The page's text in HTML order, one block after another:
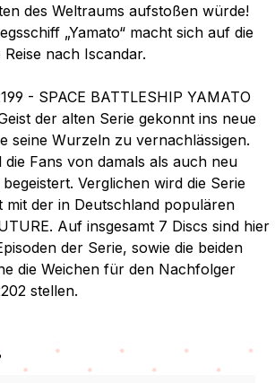
des Weltraums aufstoßen würde!
„Yamato“ macht sich auf die
nach Iscandar.
- SPACE BATTLESHIP YAMATO
der alten Serie gekonnt ins neue
seine Wurzeln zu vernachlässigen.
die Fans von damals als auch neu
Verglichen wird die Serie
mit der in Deutschland populären
Auf insgesamt 7 Discs sind hier
der Serie, sowie die beiden
die Weichen für den Nachfolger
stellen.